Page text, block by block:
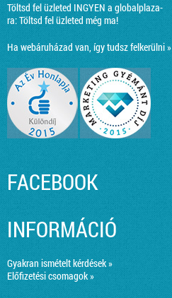
Töltsd fel üzleted INGYEN a globalplaza-
ra:Töltsd fel üzleted még ma!
Ha webáruházad van, így tudsz felkerülni »
FACEBOOK
INFORMÁCIÓ
Gyakran ismételt kérdések »
Előfizetési csomagok »